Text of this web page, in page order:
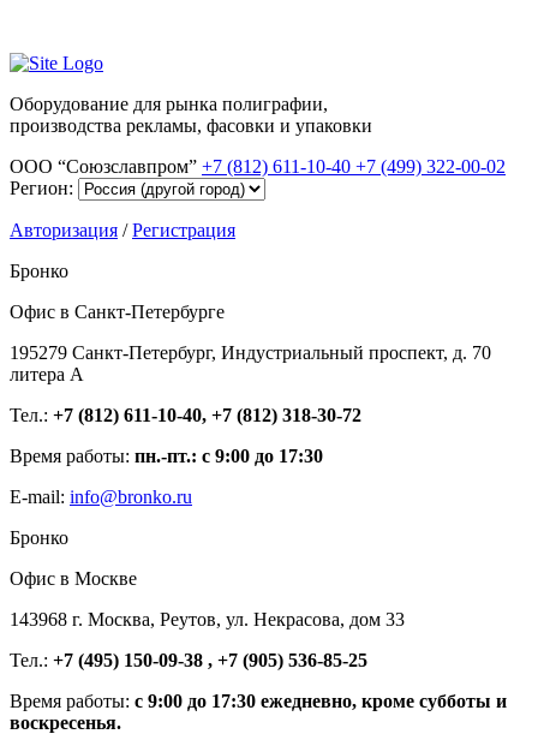
Оборудование для рынка полиграфии,
производства рекламы, фасовки и упаковки
ООО “Союзславпром” +7 (812) 611-10-40 +7 (499) 322-00-02
Регион:
Авторизация /Регистрация
Бронко
Офис в Санкт-Петербурге
195279 Санкт-Петербург, Индустриальный проспект, д. 70
литера А
Тел.: +7 (812) 611-10-40, +7 (812) 318-30-72
Время работы: пн.-пт.: с 9:00 до 17:30
E-mail: info@bronko.ru
Бронко
Офис в Москве
143968 г. Москва, Реутов, ул. Некрасова, дом 33
Тел.: +7 (495) 150-09-38 , +7 (905) 536-85-25
Время работы: с 9:00 до 17:30 ежедневно, кроме субботы и
воскресенья.